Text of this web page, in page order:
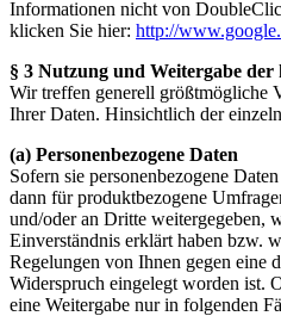
Informationen nicht von
klicken Sie hier: http://
§ 3 Nutzung und Weitergabe der
Wir treffen generell größtmögliche
Ihrer Daten. Hinsichtlich der
(a) Personenbezogene Daten
Sofern sie personenbezogene
dann für produktbezogene
und/oder an Dritte weitergegeben,
Einverständnis erklärt haben bzw.
Regelungen von Ihnen gegen eine
Widerspruch eingelegt worden ist.
eine Weitergabe nur in folgenden